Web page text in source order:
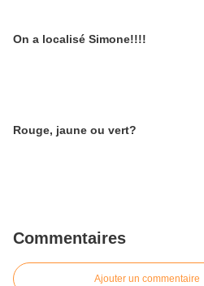
On a localisé Simone!!!!
Rouge, jaune ou vert?
Commentaires
Ajouter un commentaire